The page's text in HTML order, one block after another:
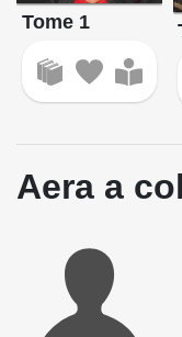
Tome 1
Aera a